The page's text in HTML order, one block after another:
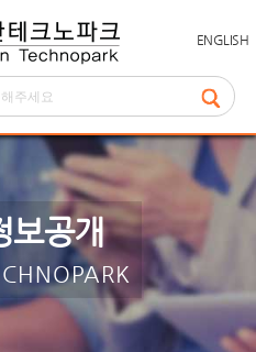
ENGLISH
보공개